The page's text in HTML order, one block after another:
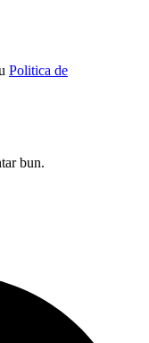
Politica de
bun.